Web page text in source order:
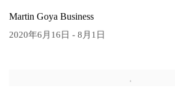
Martin Goya Business
2020年6月16日 - 8月1日